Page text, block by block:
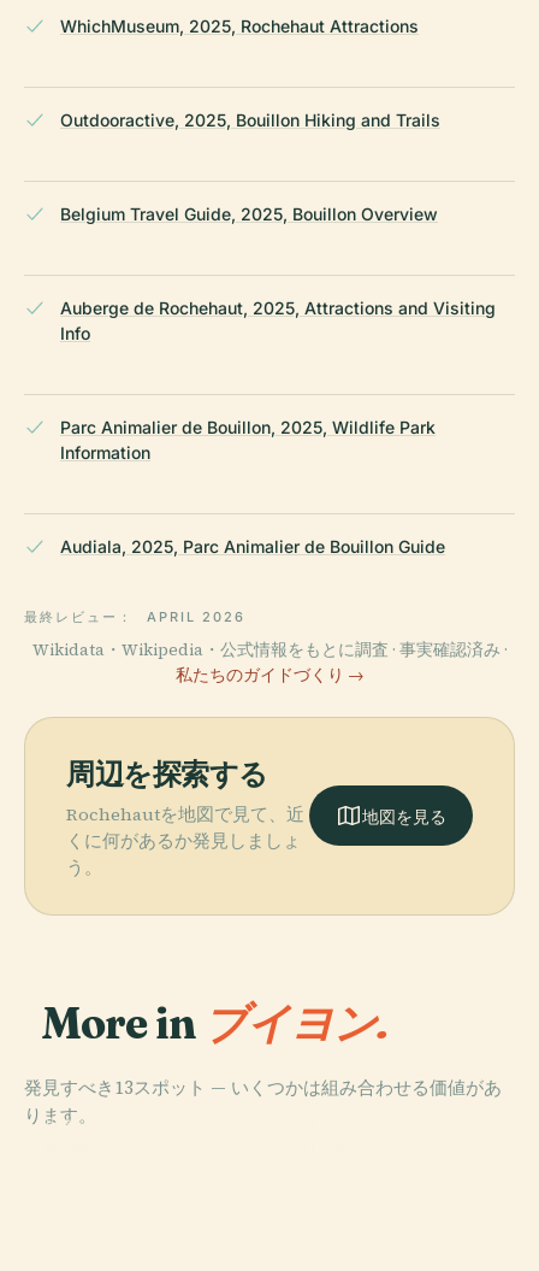
WhichMuseum, 2025, Rochehaut Attractions
Outdooractive, 2025, Bouillon Hiking and Trails
Belgium Travel Guide, 2025, Bouillon Overview
Auberge de Rochehaut, 2025, Attractions and Visiting
Info
Parc Animalier de Bouillon, 2025, Wildlife Park
Information
Audiala, 2025, Parc Animalier de Bouillon Guide
最終レビュー： APRIL 2026
Wikidata・Wikipedia・公式情報をもとに調査 · 事実確認済み ·
私たちのガイドづくり →
周辺を探索する
Rochehautを地図で見て、近
くに何があるか発見しましょ
う。
地図を見る
More in ブイヨン.
発見すべき13スポット — いくつかは組み合わせる価値があ
ります。
PLACE